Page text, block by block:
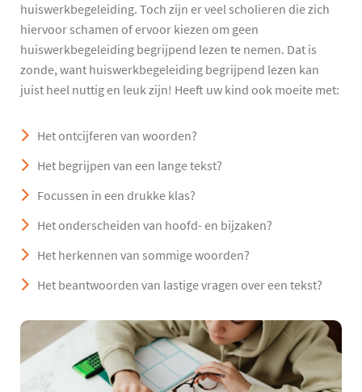
huiswerkbegeleiding. Toch zijn er veel scholieren die zich
hiervoor schamen of ervoor kiezen om geen
huiswerkbegeleiding begrijpend lezen te nemen. Dat is
zonde, want huiswerkbegeleiding begrijpend lezen kan
juist heel nuttig en leuk zijn! Heeft uw kind ook moeite met:
Het ontcijferen van woorden?
Het begrijpen van een lange tekst?
Focussen in een drukke klas?
Het onderscheiden van hoofd- en bijzaken?
Het herkennen van sommige woorden?
Het beantwoorden van lastige vragen over een tekst?